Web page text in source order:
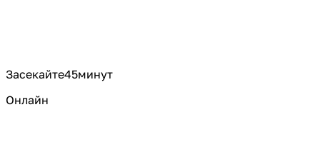
Засекайте45минут
Онлайн